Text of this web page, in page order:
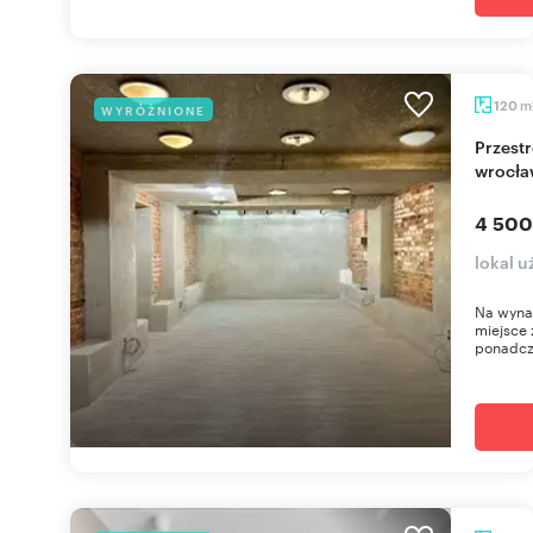
WYRÓŻNIONE 120 m
Przestronny open space 110 m² na Piłsudskiego
4
lokal
Na
miejsce